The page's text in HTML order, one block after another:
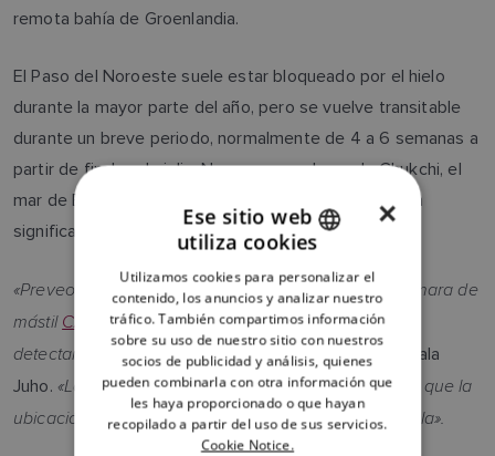
remota bahía de Groenlandia.
El Paso del Noroeste suele estar bloqueado por el hielo
durante la mayor parte del año, pero se vuelve transitable
durante un breve periodo, normalmente de 4 a 6 semanas a
partir de finales de julio. Navegar por el mar de Chukchi, el
mar de Bering, el mar de Beaufort y la bahía de Baffin
significa esquivar el hielo marino y los icebergs.
«Preveo que nuestroradar Quantum 2y nuestra cámara de
mástilCAM210serán muy valiosos, sobre todo para
detectar el hielo y confirmar las líneas costeras» , señala
Juho. «Las cartas de esta región son poco fiables, ya que la
ubicación de las islas a veces difiere en toda una milla».
ENGLISH
FRENCH
DANISH
ITALIAN
SWEDISH
×
Ese sitio web
utiliza cookies
Utilizamos cookies para personalizar el
contenido, los anuncios y analizar nuestro
tráfico. También compartimos información
sobre su uso de nuestro sitio con nuestros
socios de publicidad y análisis, quienes
pueden combinarla con otra información que
les haya proporcionado o que hayan
recopilado a partir del uso de sus servicios.
Cookie Notice.